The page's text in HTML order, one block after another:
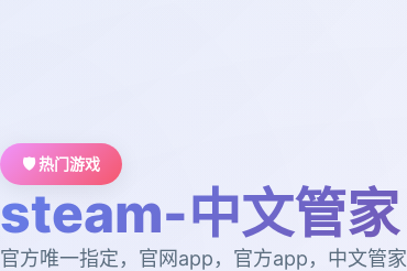
🛡️ 热门游戏
steam-中文管家
官方唯一指定，官网app，官方app，中文管家